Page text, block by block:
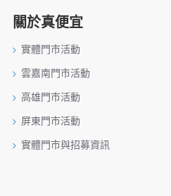
關於真便宜
實體門市活動
雲嘉南門市活動
高雄門市活動
屏東門市活動
實體門市與招募資訊